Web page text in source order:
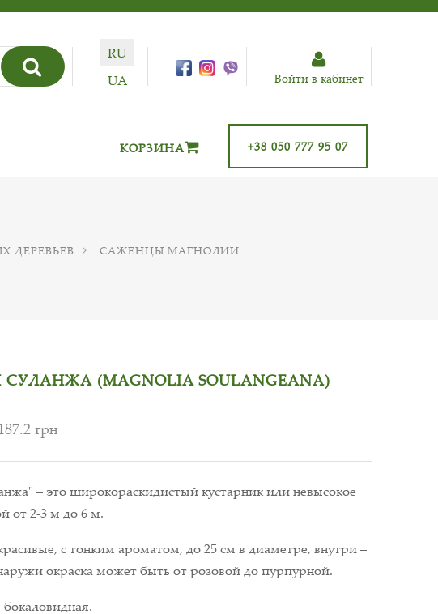
RU
UA
Войти в кабинет
+38 050 777 95 07
КОРЗИНА
ДЕРЕВЬЕВ
САЖЕНЦЫ МАГНОЛИИ
(MAGNOLIA SOULANGEANA)
грн
– это широкораскидистый кустарник или невысокое
от 2-3 м до 6 м.
с тонким ароматом, до 25 см в диаметре, внутри –
окраска может быть от розовой до пурпурной.